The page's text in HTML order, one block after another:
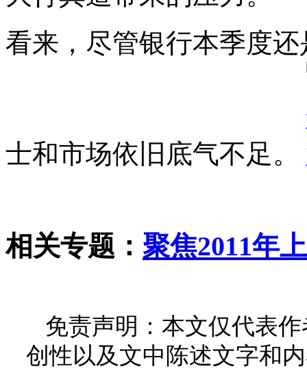
看来，尽管银行本季度
士和市场依旧底气不足。
相关专题： 聚焦2011年
免责声明：本文仅代表
创性以及文中陈述文字和